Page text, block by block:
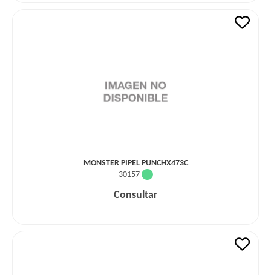
MONSTER PIPEL PUNCHX473C
30157
Consultar